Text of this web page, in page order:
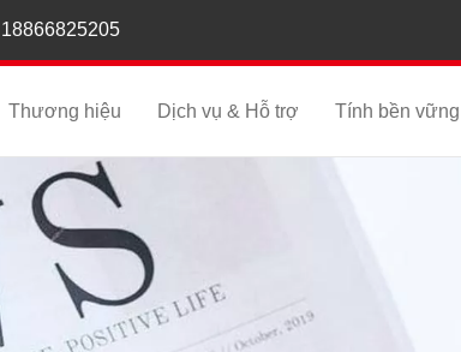
Thương hiệu Dịch vụ & Hỗ trợ Tính bền vững